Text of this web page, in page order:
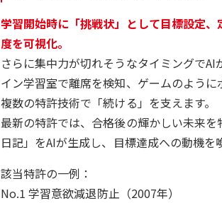
学習開始時に「挑戦状」として目標設定、
度を可視化。
さらに集中力が切れそうなタイミングでAI
イン学習室で離席を検知、ゲームのよう
複数の特許技術で「続ける」を支えます。
最新の特許では、合格後の輝かしい未来を
日記」をAIが生成し、目標達成への動機を
該当特許の一例：
No.1 学習意欲減退防止（2007年）